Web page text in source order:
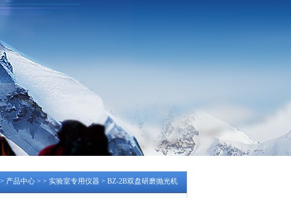
> 产品中心 > > 实验室专用仪器 > BZ-2B双盘研磨抛光机